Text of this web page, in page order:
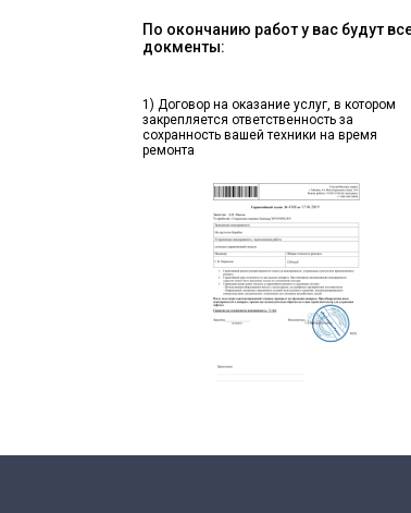
По окончанию работ у вас будут
докменты:
1) Договор на оказание услуг, в котором
закрепляется ответственность за
сохранность вашей техники на время
ремонта